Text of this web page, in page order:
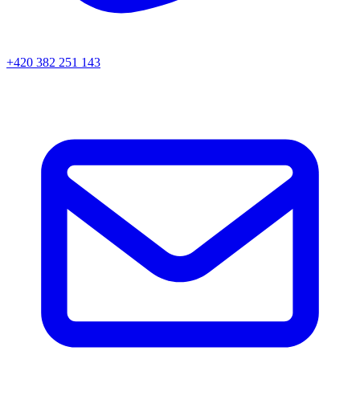
+420 382 251 143